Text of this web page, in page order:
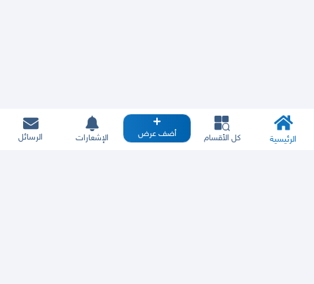
الرئيسية كل الأقسام أضف عرض الإشعارات الرسائل